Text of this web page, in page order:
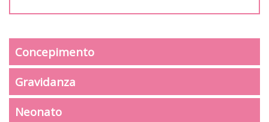
Concepimento
Gravidanza
Neonato